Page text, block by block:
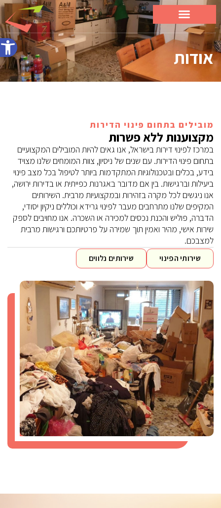
פתח
אודות
מובילים בתחום פינוי הדירות
מקצוענות ללא פשרות
במרכז לפינוי דירות בישראל, אנו גאים להיות המובילים המקצועיים
בתחום פינוי הדירות. עם שנים של ניסיון, צוות המומחים שלנו מצויד
בידע, בכלים ובטכנולוגיות המתקדמות ביותר לטיפול בכל מצב פינוי
ביעילות וברגישות. בין אם מדובר באגרנות כפייתית או בדירות ירושה,
אנו ניגשים לכל מקרה בזהירות ובמקצועיות מרבית. השירותים
המקיפים שלנו מתרחבים מעבר לפינוי גרידא וכוללים ניקיון יסודי,
הדברה, פוליש והכנת נכסים למכירה או השכרה. אנו מחויבים לספק
שירות אישי, מהיר ואמין תוך שמירה על פרטיותכם ורגישות מרבית
למצבכם.
שירותי הפינוי שירותים נלווים